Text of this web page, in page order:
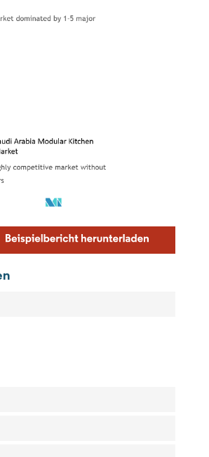
erfordert Namensnennung gemäß CC BY 4.0.